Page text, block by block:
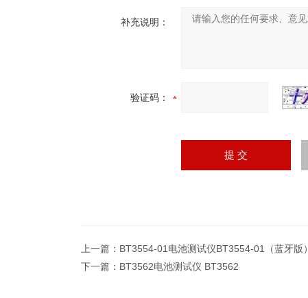
补充说明：
验证码：
上一篇： BT3554-01电池测试仪BT3554-01（蓝牙版）
下一篇： BT3562电池测试仪 BT3562